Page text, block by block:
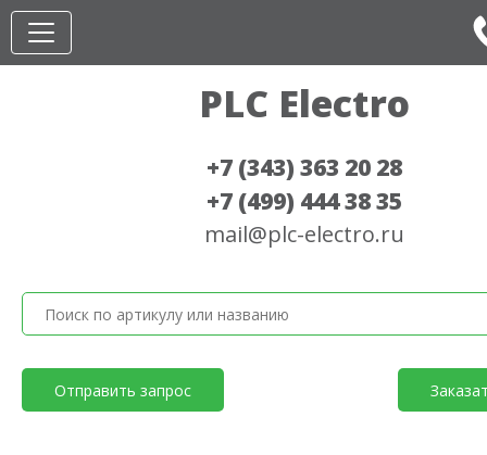
PLC Electro
+7 (343) 363 20 28
+7 (499) 444 38 35
mail@plc-electro.ru
Отправить запрос